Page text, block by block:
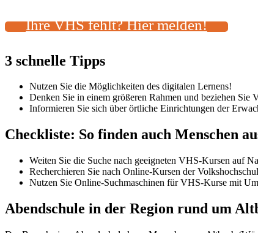
Ihre VHS fehlt? Hier melden!
3 schnelle Tipps
Nutzen Sie die Möglichkeiten des digitalen Lernens!
Denken Sie in einem größeren Rahmen und beziehen Sie
Informieren Sie sich über örtliche Einrichtungen der
Checkliste: So finden auch Menschen
Weiten Sie die Suche nach geeigneten VHS-Kursen auf
Recherchieren Sie nach Online-Kursen der
Nutzen Sie Online-Suchmaschinen für VHS-Kurse mit
Abendschule in der Region rund um